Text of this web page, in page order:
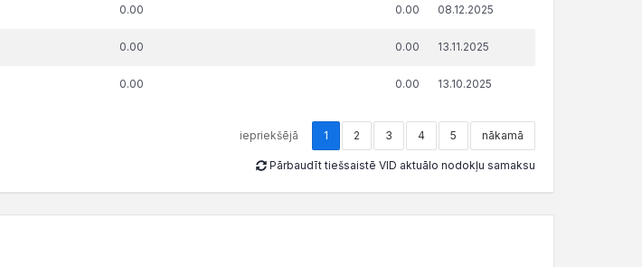
0.00 0.00 08.12.2025
0.00 0.00 13.11.2025
0.00 0.00 13.10.2025
iepriekšējā 1 2 3 4 5 nākamā
Pārbaudīt tiešsaistē VID aktuālo nodokļu samaksu